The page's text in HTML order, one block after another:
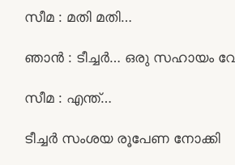
സീമ : മതി മതി…
ഞാൻ : ടീച്ചർ… ഒരു സഹായം
സീമ : എന്ത്…
ടീച്ചർ സംശയ രൂപേണ നോക്കി